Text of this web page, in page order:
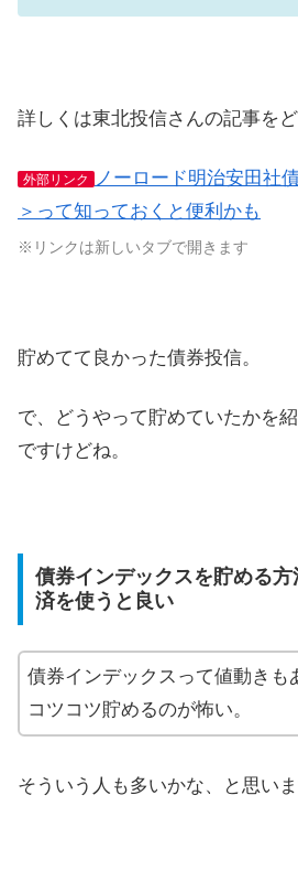
詳しくは東北投信さんの記事をど
外部リンク
ノーロード明治安田社
＞って知っておくと便利かも
※リンクは新しいタブで開きます
貯めてて良かった債券投信。
で、どうやって貯めていたかを
ですけどね。
債券インデックスを貯める
済を使うと良い
債券インデックスって値動きも
コツコツ貯めるのが怖い。
そういう人も多いかな、と思いま